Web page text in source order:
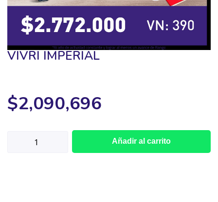
VIVRI IMPERIAL
$2,090,696
Añadir al carrito